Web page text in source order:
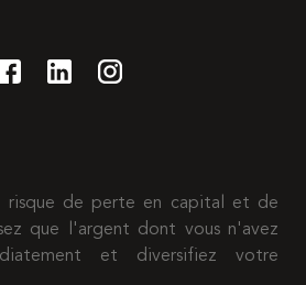
risque de perte en capital et de
que l'argent dont vous n'avez
et diversifiez votre